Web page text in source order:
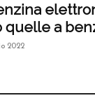
quelle a
2022